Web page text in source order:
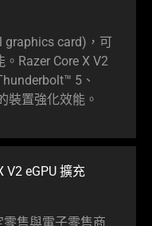
graphics card)，可
Razer Core X V2
5、
裝置強化效能 。
V2 eGPU 擴充
售與電子零售商